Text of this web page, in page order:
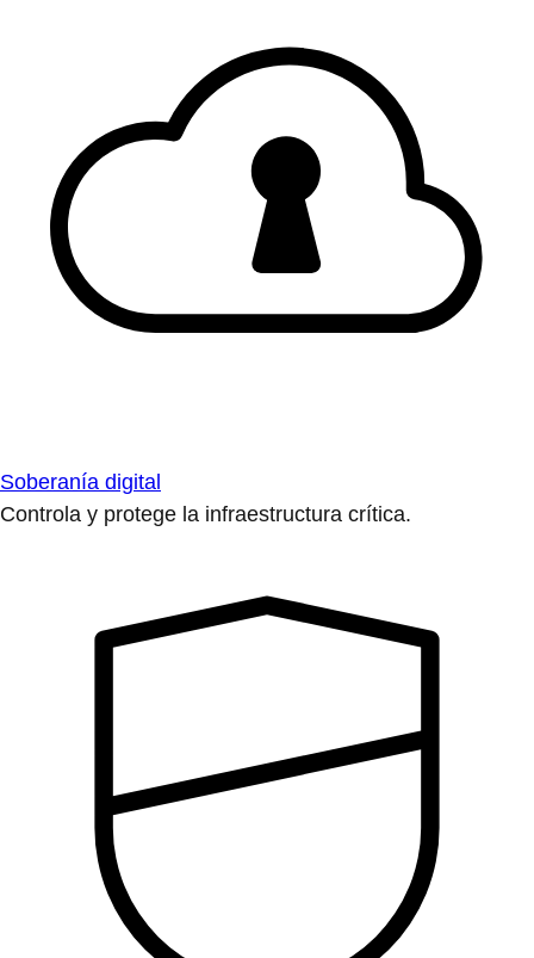
Soberanía digital
Controla y protege la infraestructura crítica.